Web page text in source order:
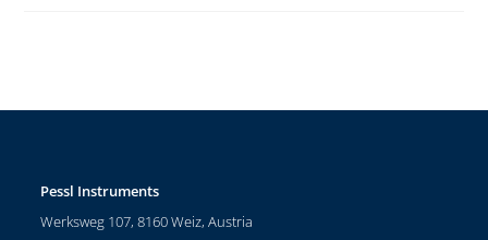
Pessl Instruments
Werksweg 107, 8160 Weiz, Austria